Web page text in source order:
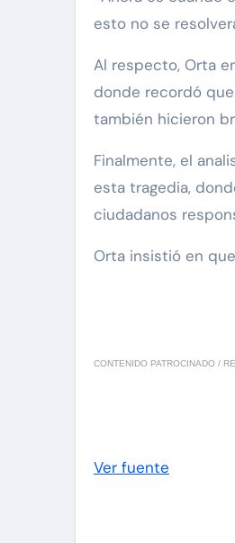
esto no se
Al respecto, Orta
donde recordó
también hicieron
Finalmente, el
esta tragedia,
ciudadanos
Orta insistió en
CONTENIDO PATROCINADO /
Ver fuente